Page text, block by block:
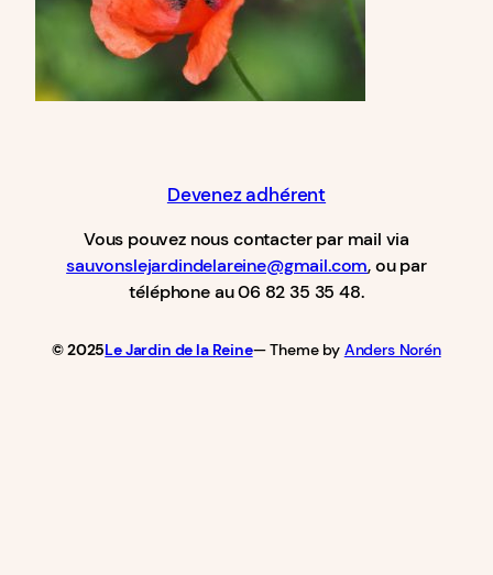
Devenez adhérent
Vous pouvez nous contacter par mail via
sauvonslejardindelareine@gmail.com, ou par
téléphone au 06 82 35 35 48.
© 2025Le Jardin de la Reine— Theme by Anders Norén